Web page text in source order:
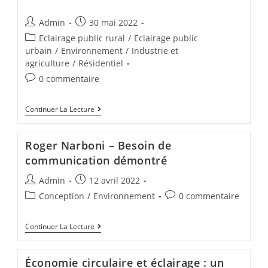
Admin
30 mai 2022
Eclairage public rural / Eclairage public
urbain / Environnement / Industrie et
agriculture / Résidentiel
0 commentaire
Continuer La Lecture
Roger Narboni – Besoin de
communication démontré
Admin
12 avril 2022
Conception / Environnement 0 commentaire
Continuer La Lecture
Économie circulaire et éclairage : un